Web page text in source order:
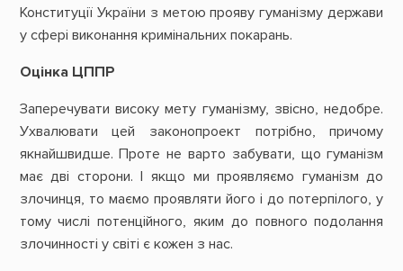
Конституції України з метою прояву гуманізму держави
у сфері виконання кримінальних покарань.
Оцінка ЦППР
Заперечувати високу мету гуманізму, звісно, недобре.
Ухвалювати цей законопроект потрібно, причому
якнайшвидше. Проте не варто забувати, що гуманізм
має дві сторони. І якщо ми проявляємо гуманізм до
злочинця, то маємо проявляти його і до потерпілого, у
тому числі потенційного, яким до повного подолання
злочинності у світі є кожен з нас.